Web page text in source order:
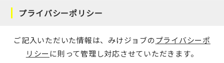
プライバシーポリシー
ご記入いただいた情報は、みけジョブのプライバシーポ
リシー に則って管理し対応させていただきます。